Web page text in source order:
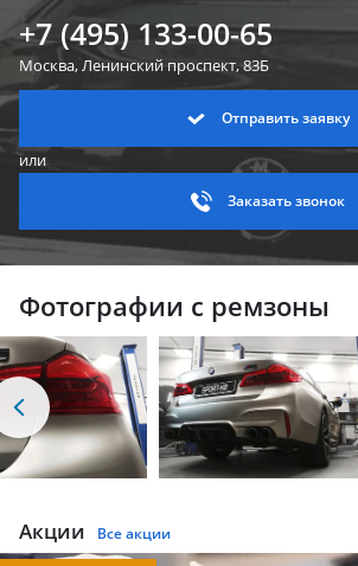
+7 (495) 133-00-65
Москва, Ленинскийпроспект, 83Б
Отправить заявку
или
Заказать звонок
Фотографии с ремзоны
Акции Все акции